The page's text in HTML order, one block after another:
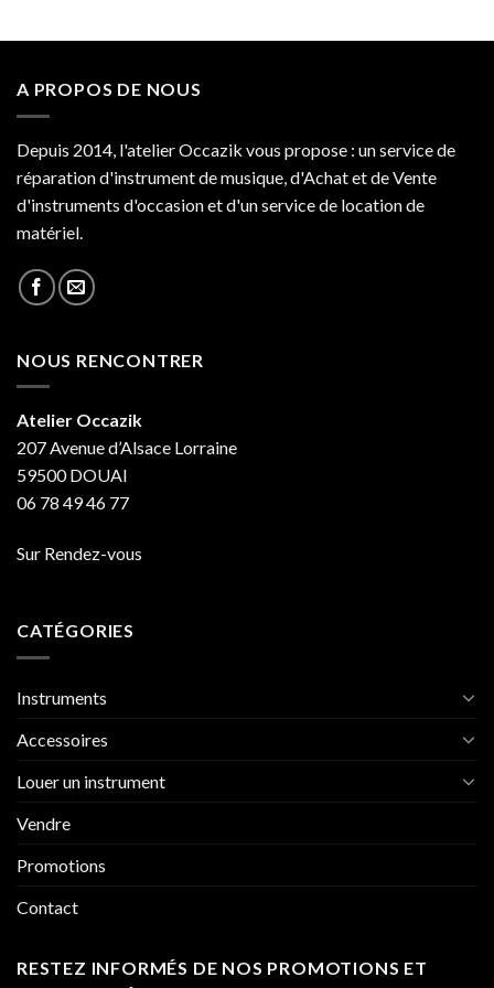
A PROPOS DE NOUS
Depuis 2014, l'atelier Occazik vous propose : un service de
réparation d'instrument de musique, d'Achat et de Vente
d'instruments d'occasion et d'un service de location de
matériel.
NOUS RENCONTRER
Atelier Occazik
207 Avenue d’Alsace Lorraine
59500 DOUAI
06 78 49 46 77
Sur Rendez-vous
CATÉGORIES
Instruments
Accessoires
Louer un instrument
Vendre
Promotions
Contact
RESTEZ INFORMÉS DE NOS PROMOTIONS ET